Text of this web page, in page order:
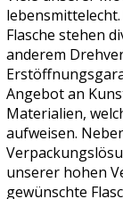
Flasche stehen
anderem
Angebot an
Materialien,
aufweisen.
unserer hohen
gewünschte